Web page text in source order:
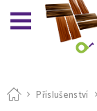
Příslušenství